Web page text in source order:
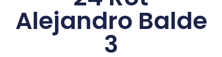
Alejandro Balde
3